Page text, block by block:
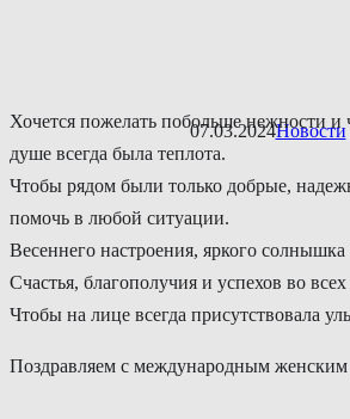
07.03.2024Новости
Хочется пожелать побольше нежности и
душе всегда была теплота.
Чтобы рядом были только добрые,
помочь в любой ситуации.
Весеннего настроения, яркого
Счастья, благополучия и успехов во
Чтобы на лице всегда присутствовала
Поздравляем с международным